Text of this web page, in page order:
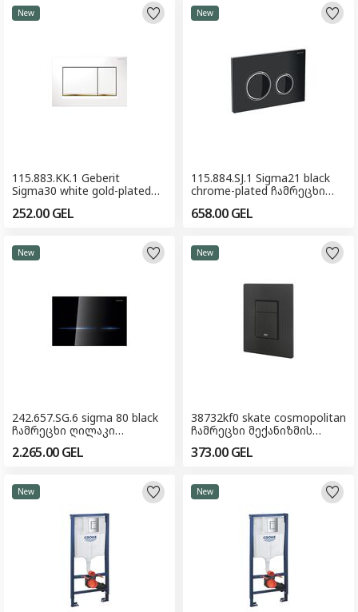
New
115.883.KK.1 Geberit
Sigma30 white gold-plated
ჩამრეცხი მექანიზმის
ღილაკი
252.00GEL
New
115.884.SJ.1 Sigma21 black
chrome-plated ჩამრეცხი
მექანიზმის ღილაკი
658.00GEL
New
242.657.SG.6 sigma 80 black
ჩამრეცხი ღილაკი
(შოურუმისთვის)
2.265.00GEL
New
38732kf0 skate cosmopolitan
ჩამრეცხი მექანიზმის
ღილაკი შავი
373.00GEL
New New